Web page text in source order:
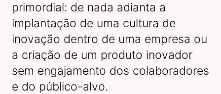
primordial: de nada adianta a
implantação de uma cultura de
inovação dentro de uma empresa ou
a criação de um produto inovador
sem engajamento dos colaboradores
e do público-alvo.